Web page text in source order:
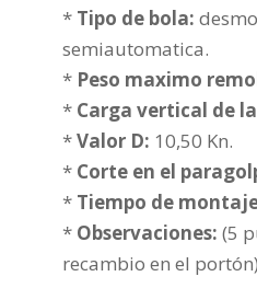
* Tipo de bola:
semiautomatica.
* Peso maximo
* Carga vertical de
*Valor D: 10,50 Kn.
* Corte en el
* Tiempo de
* Observaciones: (5
recambio en el